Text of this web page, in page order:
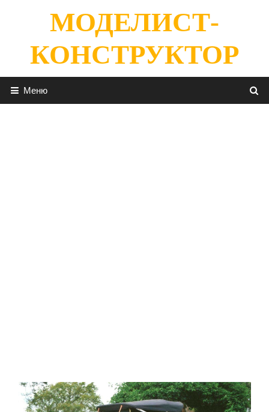
содержимомуМОДЕЛИСТ-
КОНСТРУКТОР
Меню